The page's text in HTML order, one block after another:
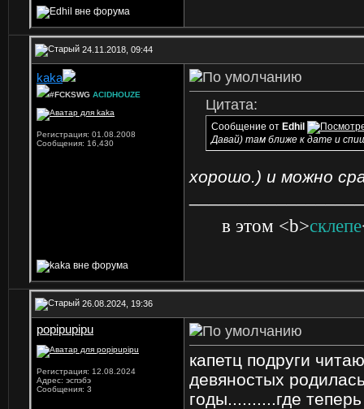
24.11.2018, 09:44
kaka
#FCKSWG ACIDHOUZE
Регистрация: 01.08.2008
Сообщения: 16,430
Цитата:
Сообщение от Edhil
Давай) там ближе к дате и
хорошо.) и можно
в этом <b>склепе
26.08.2024, 19:36
popipupipu
Регистрация: 12.08.2024
Адрес: эспэбэ
Сообщения: 3
капетц подруги
девяностых
годы..........где